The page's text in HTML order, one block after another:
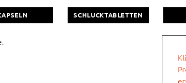
SCHLUCKTABLETTEN